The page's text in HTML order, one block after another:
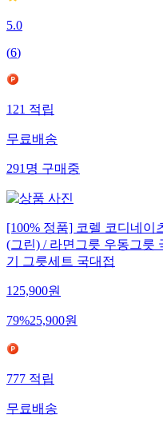
5.0
(6)
121 적립
무료배송
291 명 구매중
[100% 정품] 코렐 코디네이
(그린) / 라면그릇 우동그릇
기 그릇세트 국대접
125,900원
79%25,900원
777 적립
무료배송